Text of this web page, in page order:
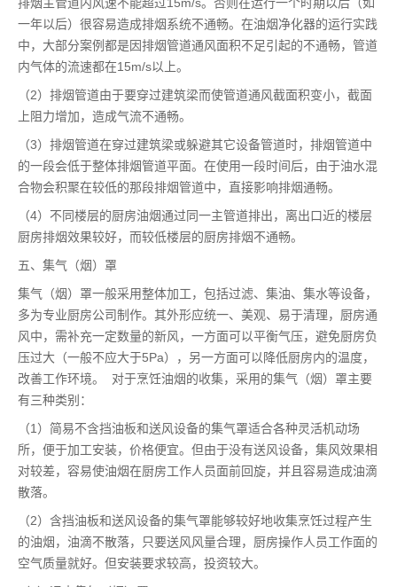
一年以后）很容易造成排烟系统不通畅。在油烟净化器的运行实践
中，大部分案例都是因排烟管道通风面积不足引起的不通畅，管道
内气体的流速都在15m/s以上。
（2）排烟管道由于要穿过建筑梁而使管道通风截面积变小，截面
上阻力增加，造成气流不通畅。
（3）排烟管道在穿过建筑梁或躲避其它设备管道时，排烟管道中
的一段会低于整体排烟管道平面。在使用一段时间后，由于油水混
合物会积聚在较低的那段排烟管道中，直接影响排烟通畅。
（4）不同楼层的厨房油烟通过同一主管道排出，离出口近的楼层
厨房排烟效果较好，而较低楼层的厨房排烟不通畅。
五、集气（烟）罩
集气（烟）罩一般采用整体加工，包括过滤、集油、集水等设备，
多为专业厨房公司制作。其外形应统一、美观、易于清理，厨房通
风中，需补充一定数量的新风，一方面可以平衡气压，避免厨房负
压过大（一般不应大于5Pa），另一方面可以降低厨房内的温度，
改善工作环境。 对于烹饪油烟的收集，采用的集气（烟）罩主要
有三种类别：
（1）简易不含挡油板和送风设备的集气罩适合各种灵活机动场
所，便于加工安装，价格便宜。但由于没有送风设备，集风效果相
对较差，容易使油烟在厨房工作人员面前回旋，并且容易造成油滴
散落。
（2）含挡油板和送风设备的集气罩能够较好地收集烹饪过程产生
的油烟，油滴不散落，只要送风风量合理，厨房操作人员工作面的
空气质量就好。但安装要求较高，投资较大。